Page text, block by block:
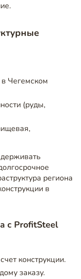
Чегемском
(руды,
региона
в
с ProfitSteel
конструкции.
заказу.